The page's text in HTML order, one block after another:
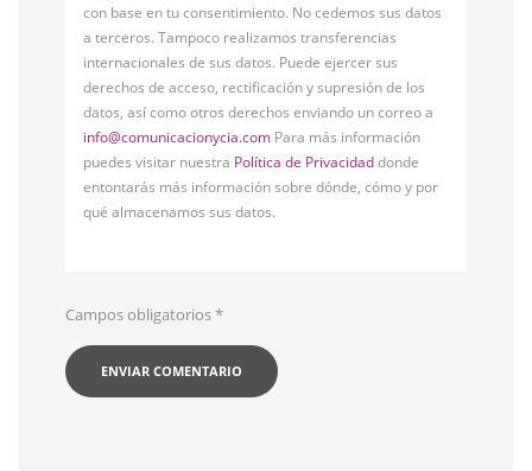
con base en tu consentimiento. No cedemos sus datos
a terceros. Tampoco realizamos transferencias
internacionales de sus datos. Puede ejercer sus
derechos de acceso, rectificación y supresión de los
datos, así como otros derechos enviando un correo a
info@comunicacionycia.com Para más información
puedes visitar nuestra Política de Privacidaddonde
entontarás más información sobre dónde, cómo y por
qué almacenamos sus datos.
Campos obligatorios*